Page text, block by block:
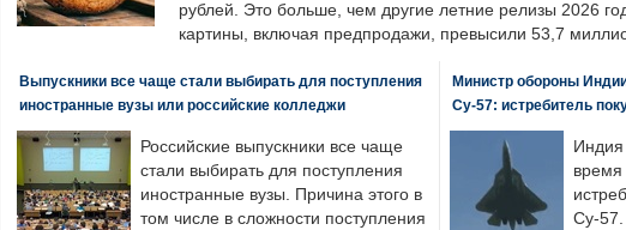
рублей. Это больше, чем другие летние релизы 2026
картины, включая предпродажи, превысили 53,7
Выпускники все чаще стали выбирать для поступления
иностранные вузы или российские колледжи
Российские выпускники все чаще
стали выбирать для поступления
иностранные вузы. Причина этого в
том числе в сложности поступления
Министр обороны
Су-57: истребитель
время
Су-57.